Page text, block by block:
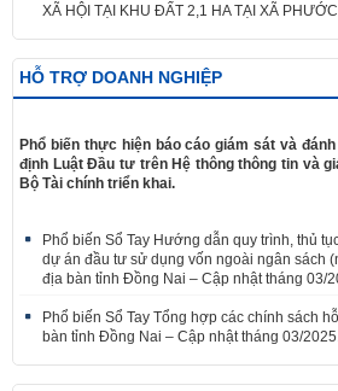
XÃ HỘI TẠI KHU ĐẤT 2,1 HA TẠI XÃ
HỖ TRỢ DOANH NGHIỆP
Phổ biến thực hiện báo cáo giám sát và
định Luật Đầu tư trên Hệ thông thông tin và
Bộ Tài chính triển khai.
Phổ biến Sổ Tay Hướng dẫn quy trình, thủ
dự án đầu tư sử dụng vốn ngoài ngân sách
địa bàn tỉnh Đồng Nai – Cập nhật tháng 03/
Phổ biến Sổ Tay Tổng hợp các chính sách
bàn tỉnh Đồng Nai – Cập nhật tháng 03/2025.